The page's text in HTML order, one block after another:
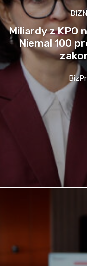
Miliardy z KPO
Niemal 100